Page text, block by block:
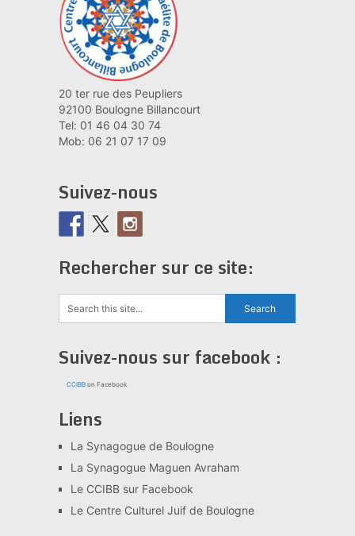
20 ter rue des Peupliers
92100 Boulogne Billancourt
Tel: 01 46 04 30 74
Mob: 06 21 07 17 09
Suivez-nous
Rechercher sur ce site:
Suivez-nous sur facebook :
CCIBBon Facebook
Liens
La Synagogue de Boulogne
La Synagogue Maguen Avraham
Le CCIBB sur Facebook
Le Centre Culturel Juif de Boulogne